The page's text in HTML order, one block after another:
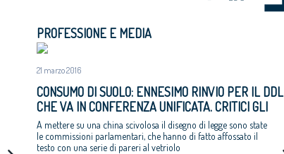
PROFESSIONE E MEDIA
21 marzo 2016
CONSUMO DI SUOLO: ENNESIMO RINVIO PER IL DDL
CHE VA IN CONFERENZA UNIFICATA. CRITICI GLI
AMBIENTALISTI
A mettere su una china scivolosa il disegno di legge sono state
le commissioni parlamentari, che hanno di fatto affossato il
testo con una serie di pareri al vetriolo